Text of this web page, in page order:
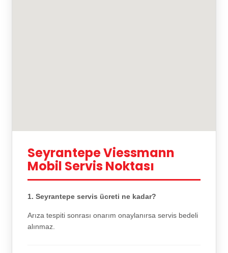
Seyrantepe Viessmann
Mobil Servis Noktası
1. Seyrantepe servis ücreti ne kadar?
Arıza tespiti sonrası onarım onaylanırsa servis bedeli
alınmaz.